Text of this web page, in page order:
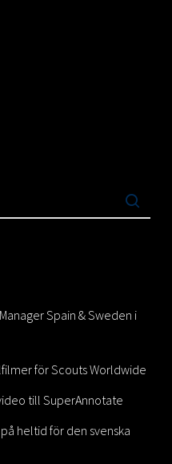
Spain & Sweden i
för Scouts Worldwide
till SuperAnnotate
heltid för den svenska